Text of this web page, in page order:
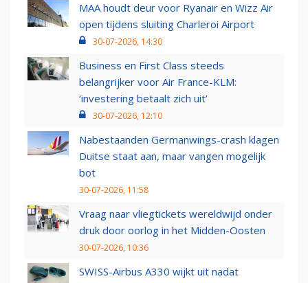
MAA houdt deur voor Ryanair en Wizz Air
open tijdens sluiting Charleroi Airport
30-07-2026, 14:30
Business en First Class steeds
belangrijker voor Air France-KLM:
‘investering betaalt zich uit’
30-07-2026, 12:10
Nabestaanden Germanwings-crash klagen
Duitse staat aan, maar vangen mogelijk
bot
30-07-2026, 11:58
Vraag naar vliegtickets wereldwijd onder
druk door oorlog in het Midden-Oosten
30-07-2026, 10:36
SWISS-Airbus A330 wijkt uit nadat